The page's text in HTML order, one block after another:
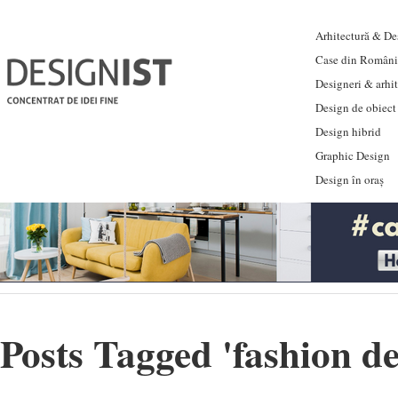
Arhitectură &
Case din
Designeri &
Design de obiect
Design hibrid
Graphic Design
Design în oraș
Posts Tagged 'fashion